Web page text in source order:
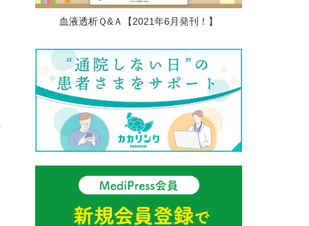
血液透析Ｑ&Ａ【2021年6月発刊！】